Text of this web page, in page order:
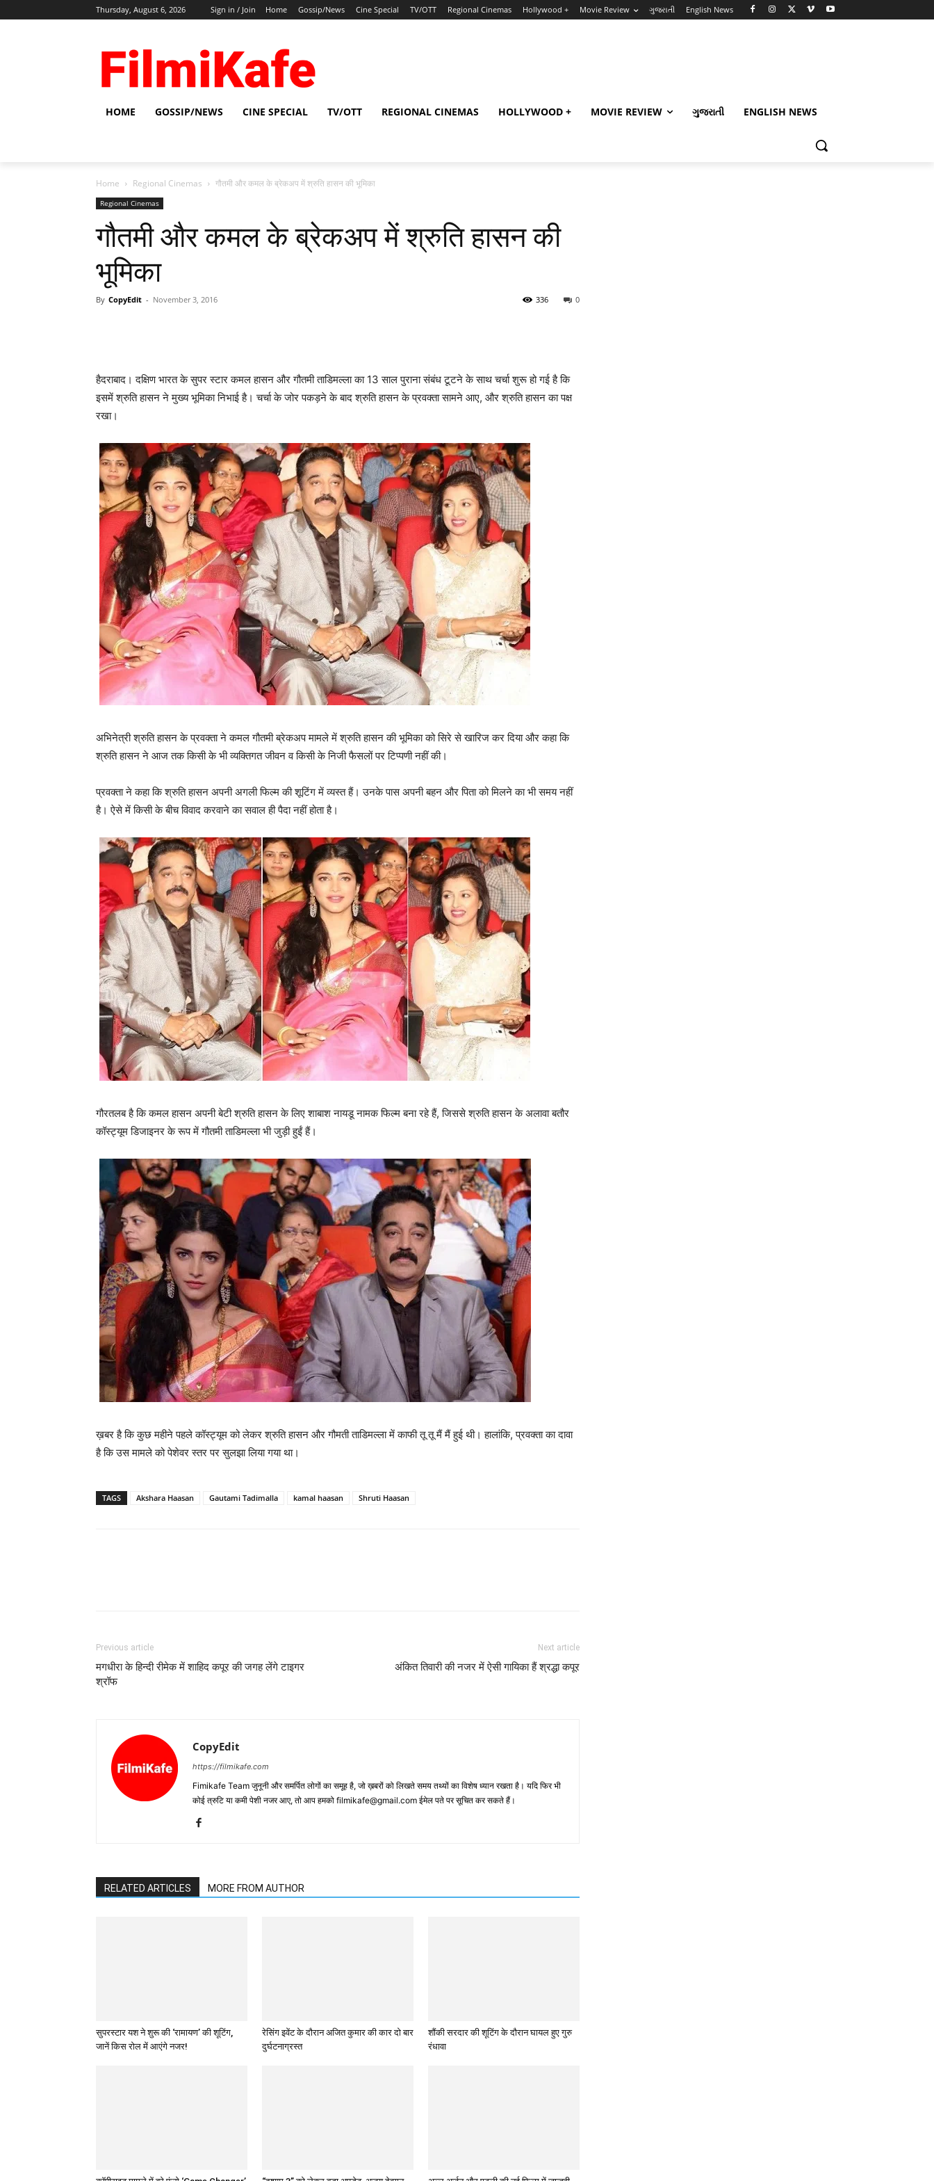
Thursday, August 6, 2026 Sign in / Join Home Gossip/News Cine Special TV/OTT Regional Cinemas Hollywood + Movie Review ગુજરાતી English News
HOME GOSSIP/NEWS CINE SPECIAL TV/OTT REGIONAL CINEMAS HOLLYWOOD + MOVIE REVIEW ગુજરાતી ENGLISH NEWS
Home Regional Cinemas गौतमी और कमल के ब्रेकअप में श्रुति हासन की भूमिका
Regional Cinemas
गौतमी और कमल के ब्रेकअप में श्रुति हासन की
भूमिका
By CopyEdit - November 3, 2016 0
336
हैदराबाद। दक्षिण भारत के सुपर स्‍टार कमल हासन और गौतमी ताडिमल्‍ला का 13 साल पुराना संबंध टूटने के साथ चर्चा शुरू हो गई है कि
इसमें श्रुति हासन ने मुख्‍य भूमिका निभाई है। चर्चा के जोर पकड़ने के बाद श्रुति हासन के प्रवक्‍ता सामने आए, और श्रुति हासन का पक्ष
रखा।
अभिनेत्री श्रुति हासन के प्रवक्‍ता ने कमल गौतमी ब्रेकअप मामले में श्रुति हासन की भूमिका को सिरे से खारिज कर दिया और कहा कि
श्रुति हासन ने आज तक किसी के भी व्‍यक्‍तिगत जीवन व किसी के निजी फैसलों पर टिप्‍पणी नहीं की।
प्रवक्‍ता ने कहा कि श्रुति हासन अपनी अगली फिल्‍म की शूटिंग में व्‍यस्‍त हैं। उनके पास अपनी बहन और पिता को मिलने का भी समय नहीं
है। ऐसे में किसी के बीच विवाद करवाने का सवाल ही पैदा नहीं होता है।
गौरतलब है कि कमल हासन अपनी बेटी श्रुति हासन के लिए शाबाश नायडू नामक फिल्‍म बना रहे हैं, जिससे श्रुति हासन के अलावा बतौर
कॉस्‍ट्यूम डिजाइनर के रूप में गौतमी ताडिमल्‍ला भी जुड़ी हुईं हैं।
ख़बर है कि कुछ महीने पहले कॉस्‍ट्यूम को लेकर श्रुति हासन और गौमती ताडिमल्‍ला में काफी तू तू मैं मैं हुई थी। हालांकि, प्रवक्‍ता का दावा
है कि उस मामले को पेशेवर स्‍तर पर सुलझा लिया गया था।
TAGS Akshara Haasan Gautami Tadimalla kamal haasan Shruti Haasan
Previous article
मगधीरा के हिन्‍दी रीमेक में शाहिद कपूर की जगह लेंगे टाइगर
श्रॉफ
Next article
अंकित तिवारी की नजर में ऐसी गायिका हैं श्रद्धा कपूर
CopyEdit
https://filmikafe.com
Fimikafe Team जुनूनी और समर्पित लोगों का समूह है, जो ख़बरों को लिखते समय तथ्‍यों का विशेष ध्‍यान रखता है। यदि फिर भी
कोई त्रुटि या कमी पेशी नजर आए, तो आप हमको filmikafe@gmail.com ईमेल पते पर सूचित कर सकते हैं।
RELATED ARTICLES MORE FROM AUTHOR
सुपरस्टार यश ने शुरू की ‘रामायण’ की शूटिंग,
जानें किस रोल में आएंगे नजर!
रेसिंग इवेंट के दौरान अजित कुमार की कार दो बार
दुर्घटनाग्रस्त
शौंकी सरदार की शूटिंग के दौरान घायल हुए गुरु
रंधावा